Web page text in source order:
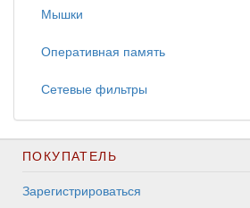
Мышки
Оперативная память
Сетевые фильтры
ПОКУПАТЕЛЬ
Зарегистрироваться